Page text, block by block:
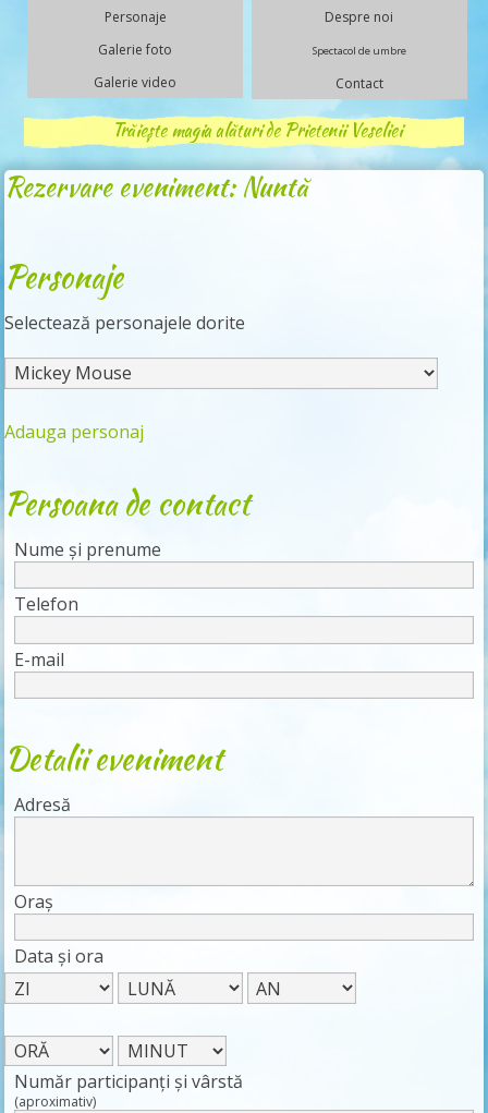
Personaje
Galerie foto
Galerie video
Despre noi
Spectacol de umbre
Contact
Trăiește magia alături de Prietenii Veseliei
Rezervare eveniment: Nuntă
Personaje
Selectează personajele dorite
Adauga personaj
Persoana de contact
Nume și prenume
Telefon
E-mail
Detalii eveniment
Adresă
Oraș
Data și ora
Număr participanți și vârstă
(aproximativ)